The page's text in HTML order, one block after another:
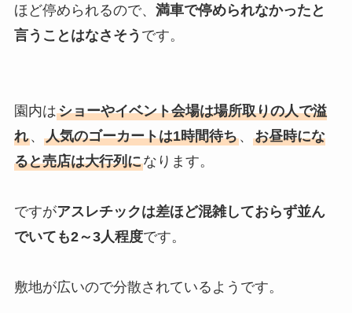
ほど停められるので、 満車で停められなかったと
言うことはなさそう です。
園内はショーやイベント会場は場所取りの人で溢
れ、 人気のゴーカートは1時間待ち、 お昼時にな
ると売店は大行列になります。
ですがアスレチックは差ほど混雑しておらず並ん
でいても2～3人程度です。
敷地が広いので分散されているようです。